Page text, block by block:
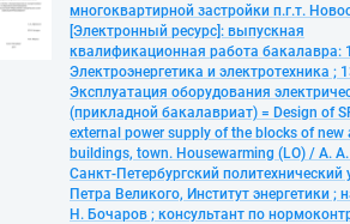
многоквартирной застройки п.г.т.
[Электронный ресурс]: выпускная
квалификационная работа бакалавра:
Электроэнергетика и электротехника ;
Эксплуатация оборудования
(прикладной бакалавриат) = Design of
external power supply of the blocks of new
buildings, town. Housewarming (LO) / А.
Санкт-Петербургский политехнический
Петра Великого, Институт энергетики ;
Н. Бочаров ; консультант по